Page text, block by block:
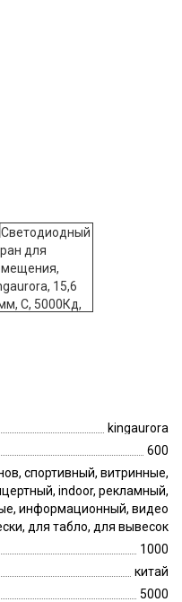
kingaurora
600
спортивный, витринные,
indoor, рекламный,
информационный, видео
для табло, для вывесок
1000
китай
5000